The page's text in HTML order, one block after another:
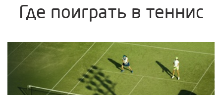
Где поиграть в теннис